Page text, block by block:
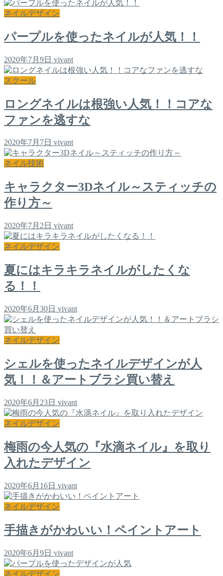
ネイルデザイン
パープルを使ったネイルが人気！！
2020年7月9日 vivant
スクール
ロングネイルは根強い人気！！コアな
ファンを逃すな
2020年7月7日 vivant
ネイル技術
キャラクター3Dネイル～スティッチの
作り方～
2020年7月2日 vivant
ネイルデザイン
夏にはキラキラネイルがしたくな
る！！
2020年6月30日 vivant
ネイルデザイン
シェルを使ったネイルデザインが人
気！！＆アートブラシ買い替え
2020年6月23日 vivant
ネイルデザイン
梅雨の今人気の『水滴ネイル』を取り
入れたデザイン
2020年6月16日 vivant
ネイルデザイン
手描きがかわいい！ペイントアート
2020年6月9日 vivant
ネイルデザイン